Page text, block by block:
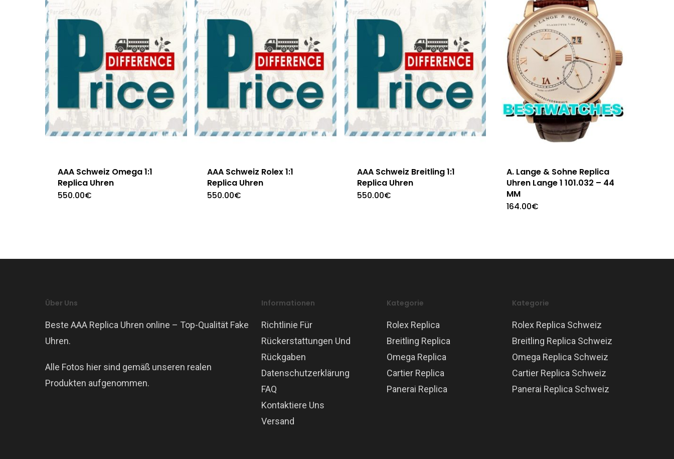
AAA Schweiz Omega 1:1
Replica Uhren
550.00€
AAA Schweiz Rolex 1:1
Replica Uhren
550.00€
AAA Schweiz Breitling 1:1
Replica Uhren
550.00€
A. Lange & Sohne Replica
Uhren Lange 1 101.032 – 44
MM
164.00€
Über Uns
Beste AAA Replica Uhren online – Top-Qualität Fake
Uhren.
Alle Fotos hier sind gemäß unseren realen
Produkten aufgenommen.
Informationen
Richtlinie Für
Rückerstattungen Und
Rückgaben
Datenschutzerklärung
FAQ
Kontaktiere Uns
Versand
Kategorie
Rolex Replica
Breitling Replica
Omega Replica
Cartier Replica
Panerai Replica
Kategorie
Rolex Replica Schweiz
Breitling Replica Schweiz
Omega Replica Schweiz
Cartier Replica Schweiz
Panerai Replica Schweiz